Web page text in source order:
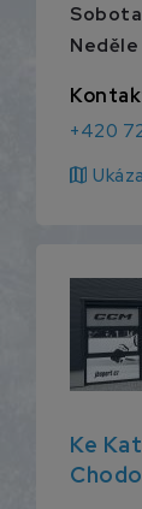
Neděle
+420
map
Ke